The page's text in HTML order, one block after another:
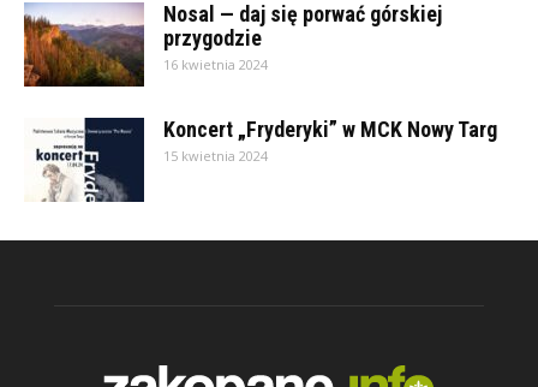
Nosal — daj się porwać górskiej
przygodzie
16 kwietnia 2024
Koncert „Fryderyki” w MCK Nowy Targ
15 kwietnia 2024